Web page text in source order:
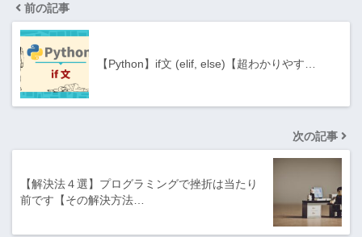
前の記事
【Python】if文 (elif, else)【超わかりやす…
次の記事
【解決法４選】プログラミングで挫折は当たり
前です【その解決方法…